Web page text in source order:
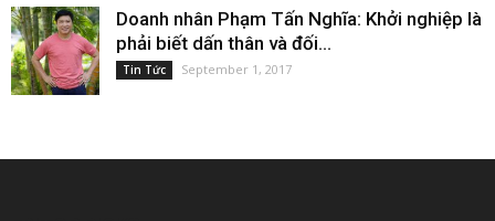
Doanh nhân Phạm Tấn Nghĩa: Khởi nghiệp là
phải biết dấn thân và đối...
Tin Tức September 1, 2017